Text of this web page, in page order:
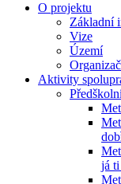
O projektu
Základní
Vize
Území
Aktivity
já